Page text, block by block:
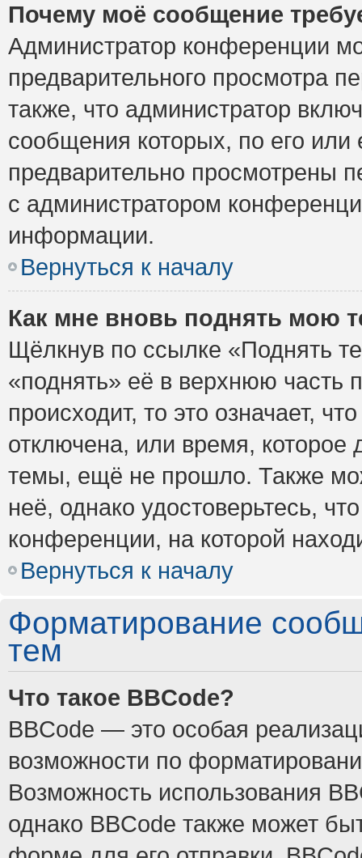
Почему моё сообщение
Администратор конференции
предварительного просмотра
также, что администратор
сообщения которых, по его
предварительно просмотрены
с администратором
информации.
Вернуться к началу
Как мне вновь поднять мою
Щёлкнув по ссылке «Поднять
«поднять» её в верхнюю часть
происходит, то это означает,
отключена, или время, которое
темы, ещё не прошло. Также
неё, однако удостоверьтесь,
конференции, на которой
Вернуться к началу
Форматирование
тем
Что такое BBCode?
BBCode — это особая
возможности по
Возможность использования
однако BBCode также может